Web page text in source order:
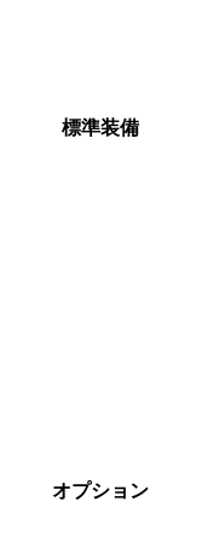
標準装備
オプション